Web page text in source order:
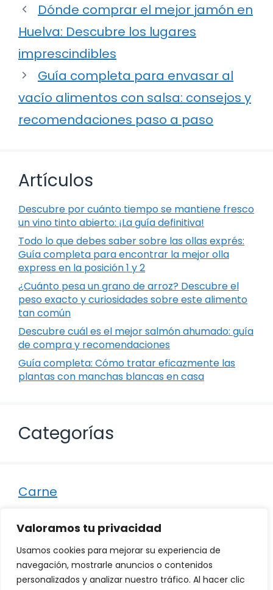
Valoramos tu privacidad
Usamos cookies para mejorar su experiencia de
navegación, mostrarle anuncios o contenidos
personalizados y analizar nuestro tráfico. Al hacer clic
Dónde comprar el mejor jamón en
Huelva: Descubre los lugares
imprescindibles
Guía completa para envasar al
vacío alimentos con salsa: consejos y
recomendaciones paso a paso
Artículos
Descubre por cuánto tiempo se mantiene fresco
un vino tinto abierto: ¡La guía definitiva!
Todo lo que debes saber sobre las ollas exprés:
Guía completa para encontrar la mejor olla
express en la posición 1 y 2
¿Cuánto pesa un grano de arroz? Descubre el
peso exacto y curiosidades sobre este alimento
tan común
Descubre cuál es el mejor salmón ahumado: guía
de compra y recomendaciones
Guía completa: Cómo tratar eficazmente las
plantas con manchas blancas en casa
Categorías
Carne
Marisco
Otro
Pescado